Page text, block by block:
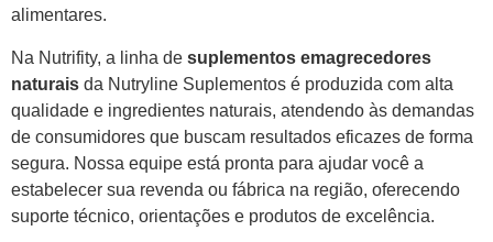
alimentares.
Na Nutrifity, a linha de suplementos emagrecedores
naturais da Nutryline Suplementos é produzida com alta
qualidade e ingredientes naturais, atendendo às demandas
de consumidores que buscam resultados eficazes de forma
segura. Nossa equipe está pronta para ajudar você a
estabelecer sua revenda ou fábrica na região, oferecendo
suporte técnico, orientações e produtos de excelência.